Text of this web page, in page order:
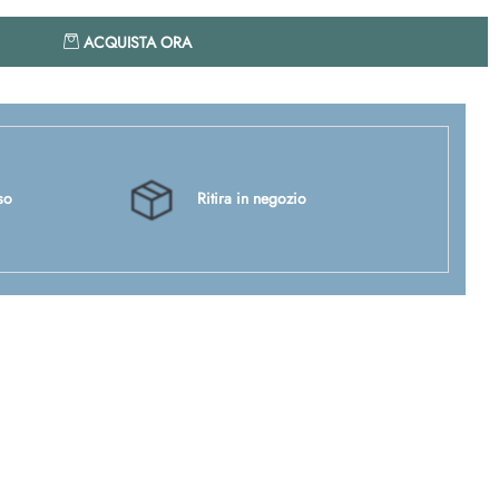
ACQUISTA ORA
Ritira in negozio